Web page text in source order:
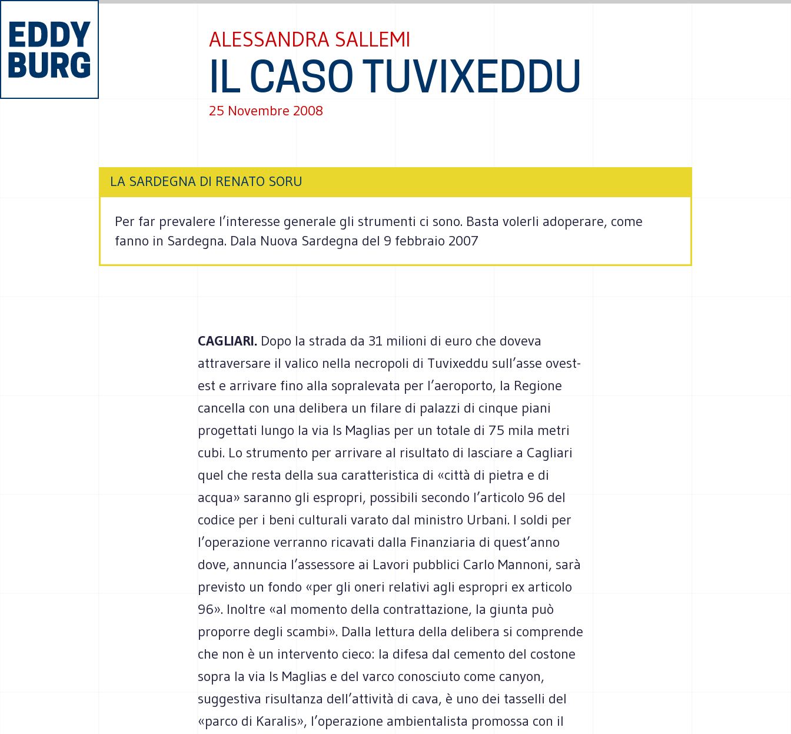
ALESSANDRA SALLEMI
IL CASO TUVIXEDDU
25 Novembre 2008
LA SARDEGNA DI RENATO SORU
Per far prevalere l’interesse generale gli strumenti ci sono. Basta volerli adoperare, come
fanno in Sardegna. Dala Nuova Sardegna del 9 febbraio 2007
CAGLIARI. Dopo la strada da 31 milioni di euro che doveva
attraversare il valico nella necropoli di Tuvixeddu sull’asse ovest-
est e arrivare fino alla sopralevata per l’aeroporto, la Regione
cancella con una delibera un filare di palazzi di cinque piani
progettati lungo la via Is Maglias per un totale di 75 mila metri
cubi. Lo strumento per arrivare al risultato di lasciare a Cagliari
quel che resta della sua caratteristica di «città di pietra e di
acqua» saranno gli espropri, possibili secondo l’articolo 96 del
codice per i beni culturali varato dal ministro Urbani. I soldi per
l’operazione verranno ricavati dalla Finanziaria di quest’anno
dove, annuncia l’assessore ai Lavori pubblici Carlo Mannoni, sarà
previsto un fondo «per gli oneri relativi agli espropri ex articolo
96». Inoltre «al momento della contrattazione, la giunta può
proporre degli scambi». Dalla lettura della delibera si comprende
che non è un intervento cieco: la difesa dal cemento del costone
sopra la via Is Maglias e del varco conosciuto come canyon,
suggestiva risultanza dell’attività di cava, è uno dei tasselli del
«parco di Karalis», l’operazione ambientalista promossa con il